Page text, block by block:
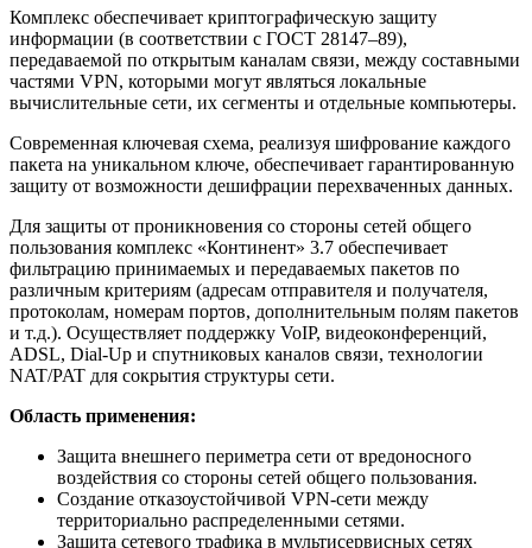
Комплекс обеспечивает криптографическую защиту
информации (в соответствии с ГОСТ 28147–89),
передаваемой по открытым каналам связи, между составными
частями VPN, которыми могут являться локальные
вычислительные сети, их сегменты и отдельные компьютеры.
Современная ключевая схема, реализуя шифрование каждого
пакета на уникальном ключе, обеспечивает гарантированную
защиту от возможности дешифрации перехваченных данных.
Для защиты от проникновения со стороны сетей общего
пользования комплекс «Континент» 3.7 обеспечивает
фильтрацию принимаемых и передаваемых пакетов по
различным критериям (адресам отправителя и получателя,
протоколам, номерам портов, дополнительным полям пакетов
и т.д.). Осуществляет поддержку VoIP, видеоконференций,
ADSL, Dial-Up и спутниковых каналов связи, технологии
NAT/PAT для сокрытия структуры сети.
Область применения:
Защита внешнего периметра сети от вредоносного
воздействия со стороны сетей общего пользования.
Создание отказоустойчивой VPN-сети между
территориально распределенными сетями.
Защита сетевого трафика в мультисервисных сетях